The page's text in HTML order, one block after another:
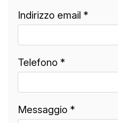
Indirizzo email *
Telefono *
Messaggio *